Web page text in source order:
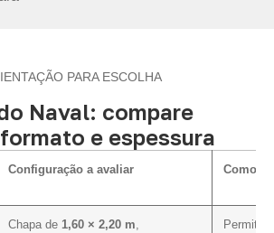
PARA ESCOLHA
Naval: compare
e espessura
Configuração a avaliar Como
Chapa de 1,60 × 2,20 m
Permite